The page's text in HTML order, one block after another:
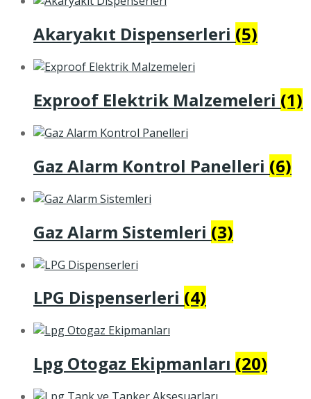
Akaryakıt Dispenserleri (5)
Exproof Elektrik Malzemeleri (1)
Gaz Alarm Kontrol Panelleri (6)
Gaz Alarm Sistemleri (3)
LPG Dispenserleri (4)
Lpg Otogaz Ekipmanları (20)